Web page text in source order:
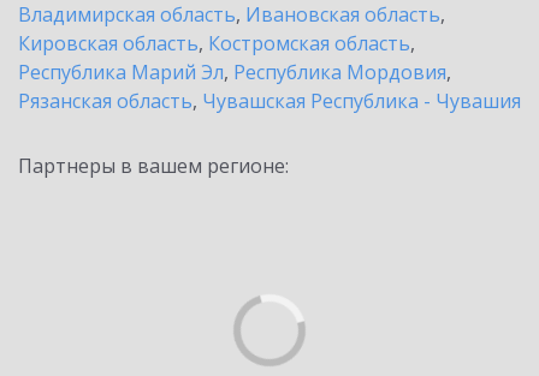
Владимирская область, Ивановская область,
Кировская область, Костромская область,
Республика Марий Эл, Республика Мордовия,
Рязанская область, Чувашская Республика - Чувашия
Партнеры в вашем регионе: